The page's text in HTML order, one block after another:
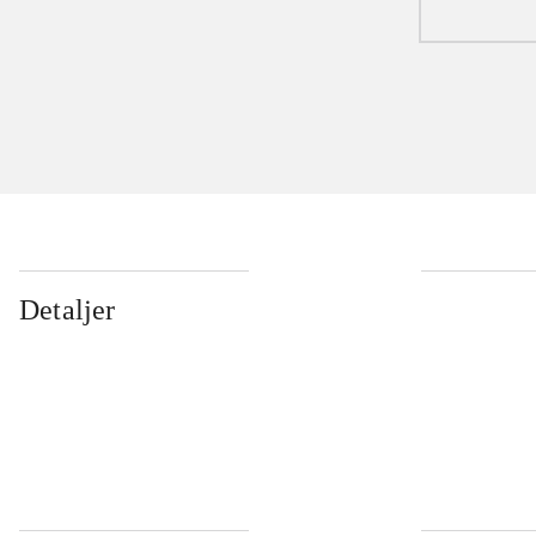
Detaljer